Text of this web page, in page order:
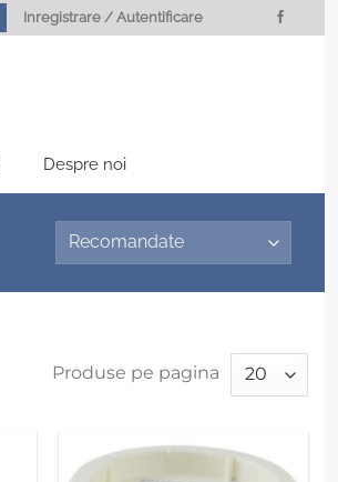
Inregistrare / Autentificare
Despre noi
Produse pe pagina